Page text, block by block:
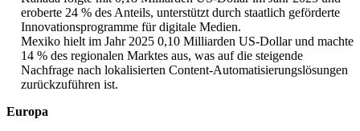
eroberte 24 % des Anteils, unterstützt durch staatlich geförderte
Innovationsprogramme für digitale Medien.
Mexiko hielt im Jahr 2025 0,10 Milliarden US-Dollar und machte
14 % des regionalen Marktes aus, was auf die steigende
Nachfrage nach lokalisierten Content-Automatisierungslösungen
zurückzuführen ist.
Europa